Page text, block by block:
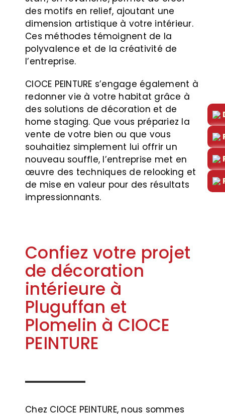
des motifs en relief, ajoutant une
dimension artistique à votre intérieur.
Ces méthodes témoignent de la
polyvalence et de la créativité de
l’entreprise.
CIOCE PEINTURE s’engage également à
redonner vie à votre habitat grâce à
des solutions de décoration et de
home staging. Que vous prépariez la
vente de votre bien ou que vous
souhaitiez simplement lui offrir un
nouveau souffle, l’entreprise met en
œuvre des techniques de relooking et
de mise en valeur pour des résultats
impressionnants.
Confiez votre projet
de décoration
intérieure à
Pluguffan et
Plomelin à CIOCE
PEINTURE
Chez CIOCE PEINTURE, nous sommes